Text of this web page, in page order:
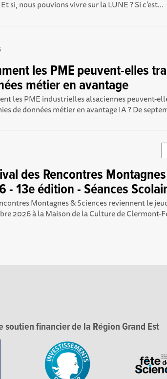
si, nous pouvions vivre sur la LUNE ? Si c'est...
les PME peuvent-elles
métier en avantage
les PME industrielles alsaciennes peuvent-
de données métier en avantage IA ? De
des Rencontres
- 13e édition - Séances
Montagnes & Sciences reviennent le
2026 à la Maison de la Culture de Clermont-
soutien financier de la Région Grand Est